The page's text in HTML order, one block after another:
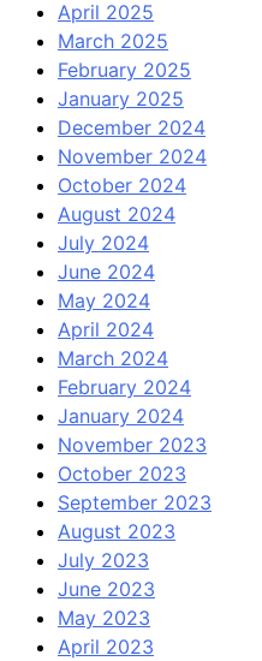
April 2025
March 2025
February 2025
January 2025
December 2024
November 2024
October 2024
August 2024
July 2024
June 2024
May 2024
April 2024
March 2024
February 2024
January 2024
November 2023
October 2023
September 2023
August 2023
July 2023
June 2023
May 2023
April 2023